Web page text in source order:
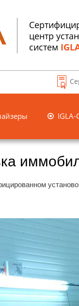
 IGLA-
центр
систем